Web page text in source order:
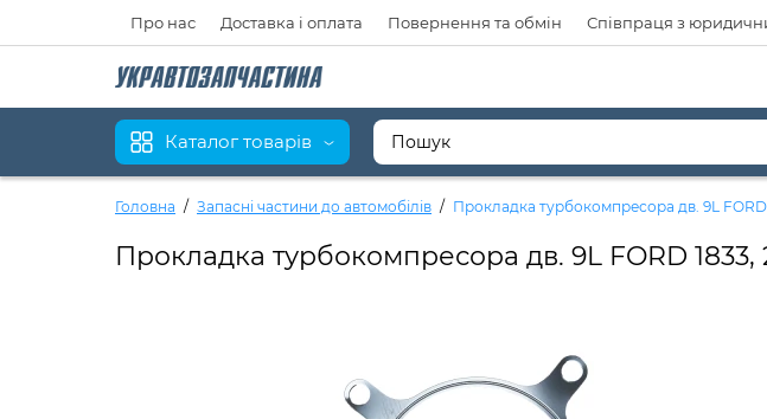
Про нас Доставка і оплата Повернення та обмін Співпраця з
Каталог товарів
Головна Запасні частини до автомобілів Прокладка турбокомпресора дв. 9L FORD
Прокладка турбокомпресора дв. 9L FORD 1833,